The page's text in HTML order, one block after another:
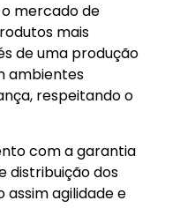
mercado de
mais
de uma produção
ambientes
respeitando o
com a garantia
distribuição dos
assim agilidade e